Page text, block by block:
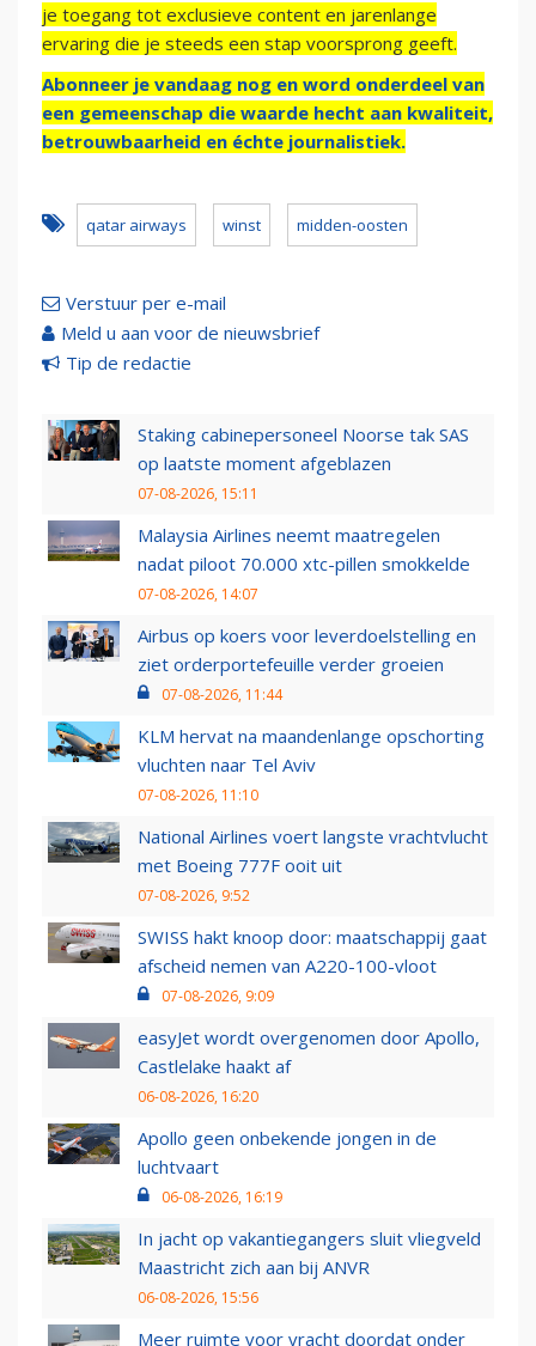
je toegang tot exclusieve content en jarenlange
ervaring die je steeds een stap voorsprong geeft.
Abonneer je vandaag nog en word onderdeel van
een gemeenschap die waarde hecht aan kwaliteit,
betrouwbaarheid en échte journalistiek.
qatar airways winst midden-oosten
Verstuur per e-mail
Meld u aan voor de nieuwsbrief
Tip de redactie
Staking cabinepersoneel Noorse tak SAS
op laatste moment afgeblazen
07-08-2026, 15:11
Malaysia Airlines neemt maatregelen
nadat piloot 70.000 xtc-pillen smokkelde
07-08-2026, 14:07
Airbus op koers voor leverdoelstelling en
ziet orderportefeuille verder groeien
07-08-2026, 11:44
KLM hervat na maandenlange opschorting
vluchten naar Tel Aviv
07-08-2026, 11:10
National Airlines voert langste vrachtvlucht
met Boeing 777F ooit uit
07-08-2026, 9:52
SWISS hakt knoop door: maatschappij gaat
afscheid nemen van A220-100-vloot
07-08-2026, 9:09
easyJet wordt overgenomen door Apollo,
Castlelake haakt af
06-08-2026, 16:20
Apollo geen onbekende jongen in de
luchtvaart
06-08-2026, 16:19
In jacht op vakantiegangers sluit vliegveld
Maastricht zich aan bij ANVR
06-08-2026, 15:56
Meer ruimte voor vracht doordat onder